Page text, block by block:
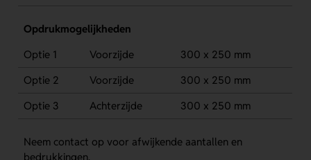
Opdrukmogelijkheden
Optie 1
Voorzijde
300 x 250 mm
Optie 2
Voorzijde
300 x 250 mm
Optie 3
Achterzijde 300 x 250 mm
Neem contact op voor afwijkende aantallen en
bedrukkingen.